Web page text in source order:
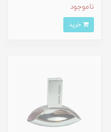
ناموجود